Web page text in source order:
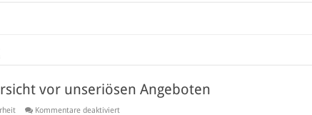
vor unseriösen Angeboten
Kommentare deaktiviertfür